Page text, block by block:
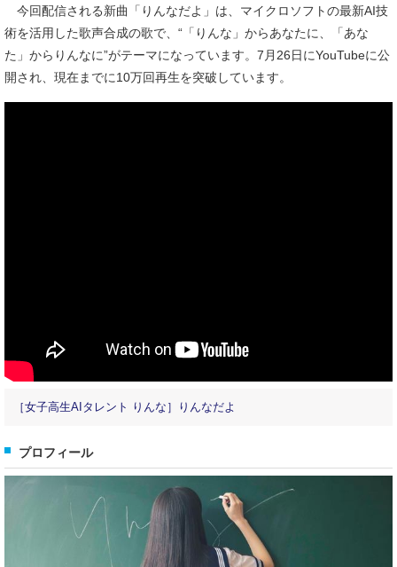
今回配信される新曲「りんなだよ」は、マイクロソフトの最新AI技
術を活用した歌声合成の歌で、“「りんな」からあなたに、「あな
た」からりんなに”がテーマになっています。7月26日にYouTubeに公
開され、現在までに10万回再生を突破しています。
［女子高生AIタレント りんな］りんなだよ
プロフィール